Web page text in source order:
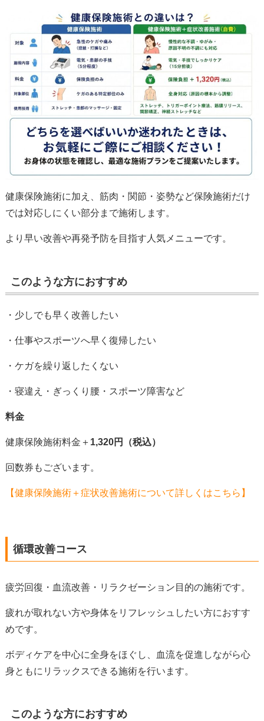
健康保険施術に加え、筋肉・関節・姿勢など保険施術だけ
では対応しにくい部分まで施術します。
より早い改善や再発予防を目指す人気メニューです。
このような方におすすめ
・少しでも早く改善したい
・仕事やスポーツへ早く復帰したい
・ケガを繰り返したくない
・寝違え・ぎっくり腰・スポーツ障害など
料金
健康保険施術料金＋ 1,320円（税込）
回数券もございます。
【健康保険施術＋症状改善施術について詳しくはこちら】
循環改善コース
疲労回復・血流改善・リラクゼーション目的の施術です。
疲れが取れない方や身体をリフレッシュしたい方におすす
めです。
ボディケアを中心に全身をほぐし、血流を促進しながら心
身ともにリラックスできる施術を行います。
このような方におすすめ